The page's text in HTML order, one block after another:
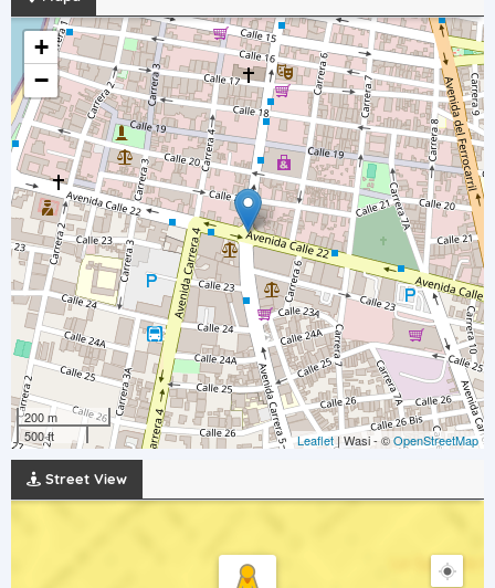
+
−
200 m
500 ft
Leaflet| Wasi - ©OpenStreetMap
Street View